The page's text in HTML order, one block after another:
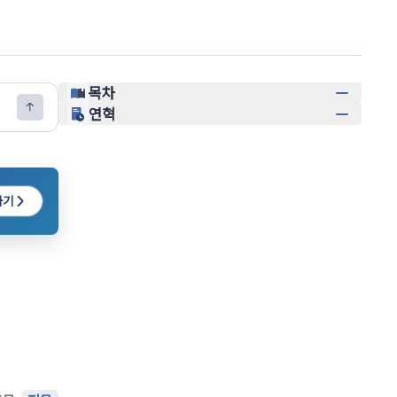
기
목차
연혁